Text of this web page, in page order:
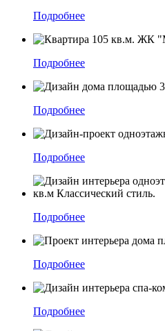
Подробнее
Подробнее
Подробнее
Подробнее
Подробнее
Подробнее
Подробнее